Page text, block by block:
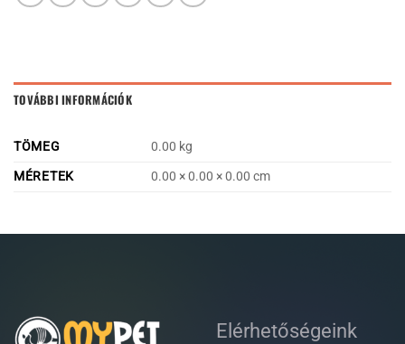
TOVÁBBI INFORMÁCIÓK
TÖMEG
0.00 kg
MÉRETEK
0.00 × 0.00 × 0.00 cm
Elérhetőségeink